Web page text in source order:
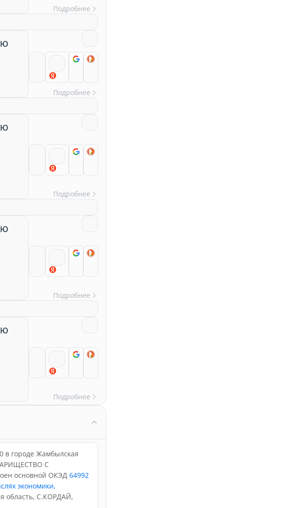
Подробнее
Подробнее
Подробнее
Подробнее
Подробнее
городе Жамбылская
С
основной ОКЭД 64992
экономики,
область, С.КОРДАЙ,